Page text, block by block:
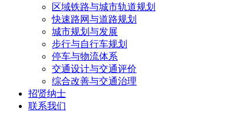
区域铁路与城市轨道规划
快速路网与道路规划
城市规划与发展
步行与自行车规划
停车与物流体系
交通设计与交通评价
综合改善与交通治理
招贤纳士
联系我们